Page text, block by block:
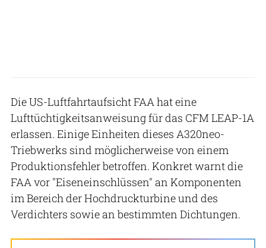
Die US-Luftfahrtaufsicht FAA hat eine
Lufttüchtigkeitsanweisung für das CFM LEAP-1A
erlassen. Einige Einheiten dieses A320neo-
Triebwerks sind möglicherweise von einem
Produktionsfehler betroffen. Konkret warnt die
FAA vor "Eiseneinschlüssen" an Komponenten
im Bereich der Hochdruckturbine und des
Verdichters sowie an bestimmten Dichtungen.